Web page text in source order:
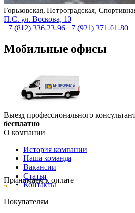
Горьковская, Петроградская,
П.С. ул. Воскова, 10
+7 (812) 336-23-96 +7 (921) 371-01-80
Мобильные офисы
Выезд профессионального
бесплатно
О компании
История компании
Наша команда
Вакансии
Статьи
Контакты
Покупателям
Принимаем к оплате